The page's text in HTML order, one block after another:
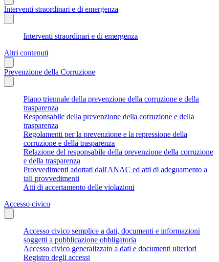
Interventi straordinari e di emergenza
Interventi straordinari e di emergenza
Altri contenuti
Prevenzione della Corruzione
Piano triennale della prevenzione della corruzione e della
trasparenza
Responsabile della prevenzione della corruzione e della
trasparenza
Regolamenti per la prevenzione e la repressione della
corruzione e della trasparenza
Relazione del responsabile della prevenzione della corruzione
e della trasparenza
Provvedimenti adottati dall'ANAC ed atti di adeguamento a
tali provvedimenti
Atti di accertamento delle violazioni
Accesso civico
Accesso civico semplice a dati, documenti e informazioni
soggetti a pubblicazione obbligatoria
Accesso civico generalizzato a dati e documenti ulteriori
Registro degli accessi